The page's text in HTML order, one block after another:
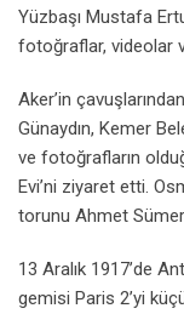
Yüzbaşı Mustafa
fotoğraflar, videolar
Aker’in
Günaydın, Kemer
ve fotoğrafların
Evi’ni ziyaret etti.
torunu Ahmet
13 Aralık 1917’de
gemisi Paris 2’yi